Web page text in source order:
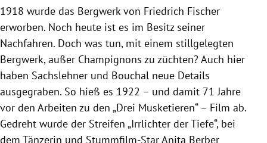
1918 wurde das Bergwerk von Friedrich Fischer
erworben. Noch heute ist es im Besitz seiner
Nachfahren. Doch was tun, mit einem stillgelegten
Bergwerk, außer Champignons zu züchten? Auch hier
haben Sachslehner und Bouchal neue Details
ausgegraben. So hieß es 1922 – und damit 71 Jahre
vor den Arbeiten zu den „Drei Musketieren“ – Film ab.
Gedreht wurde der Streifen „Irrlichter der Tiefe“, bei
dem Tänzerin und Stummfilm-Star Anita Berber